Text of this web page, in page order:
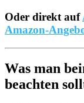
Oder direkt auf
Amazon-
Was man
beachten